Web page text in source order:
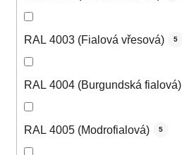
RAL 4003 (Fialová vřesová) 5
RAL 4004 (Burgundská fialová)
RAL 4005 (Modrofialová) 5